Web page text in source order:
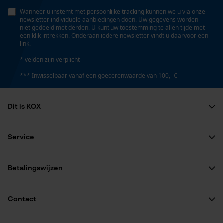
Product geschikt voor het hele jaar
Leveringsomvang
1 x elektrische slijper MIDIJolly MJ 50-60
15750 cm³
Automatische kettingsmering
Wanneer u instemt met persoonlijke tracking kunnen we u via onze
newsletter individuele aanbiedingen doen. Uw gegevens worden
niet gedeeld met derden. U kunt uw toestemming te allen tijde met
een klik intrekken. Onderaan iedere newsletter vindt u daarvoor een
link.
* velden zijn verplicht
*** Inwisselbaar vanaf een goederenwaarde van 100,- €
Dit is KOX
Maatschappelijke betrokkenheid
Aanmelding nieuwsbrief
Service
KOX catalogus
Verzendkosteninformatie
Betalingswijzen
Contact
Statistische Cookies
Econda Analytics
Gepersonaliseerde homepage